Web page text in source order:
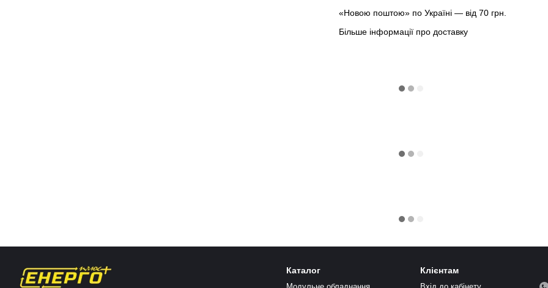
«Новою поштою» по Україні — від 70 грн.
Більше інформації про доставку
Каталог Клієнтам